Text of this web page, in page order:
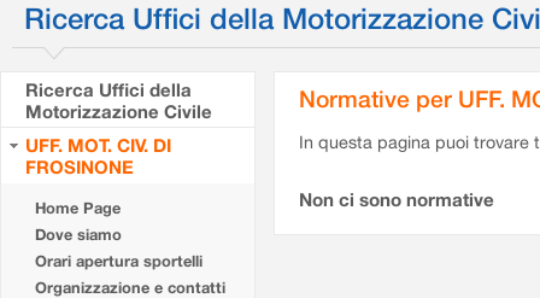
Ricerca Uffici della Motorizzazione
Ricerca Uffici della
Motorizzazione Civile
UFF. MOT. CIV. DI
FROSINONE
Home Page
Dove siamo
Orari apertura sportelli
Organizzazione e contatti
Normative per UFF.
In questa pagina puoi
Non ci sono normative